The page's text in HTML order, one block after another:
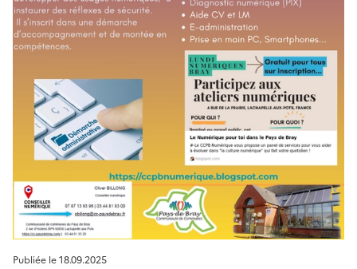
Publiée le18.09.2025